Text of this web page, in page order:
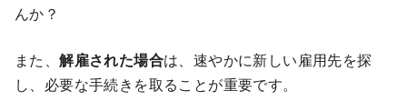
んか？
また、解雇された場合は、速やかに新しい雇用先を探
し、必要な手続きを取ることが重要です。